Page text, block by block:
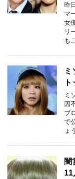
昨
マ
女
リ
も
ミ
ミ
因
ブ
で
ょ
闇
11